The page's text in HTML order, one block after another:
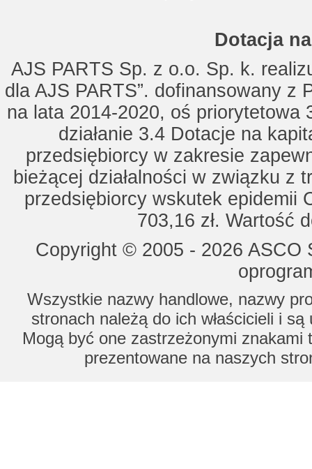
Dotacja
AJS PARTS Sp. z o.o. Sp. k.
dla AJS PARTS”. dofinansowany z
na lata 2014-2020, oś priorytetowa
działanie 3.4 Dotacje na
przedsiębiorcy w zakresie
bieżącej działalności w związku z
przedsiębiorcy wskutek epidemii
703,16 zł. Wartość
Copyright © 2005 - 2026
Wszystkie nazwy handlowe, nazwy
stronach należą do ich właścicieli i
Mogą być one zastrzeżonymi znakami
prezentowane na naszych